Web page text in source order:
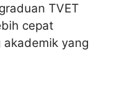
TVET
cepat
yang